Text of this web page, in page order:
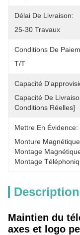
Délai De Livraison:
25-30 Travaux
Conditions De
T/T
Capacité
Capacité De
Conditions Réelles]
Mettre En Évidence:
Monture
Montage
Montage
Maintien du
axes et logo